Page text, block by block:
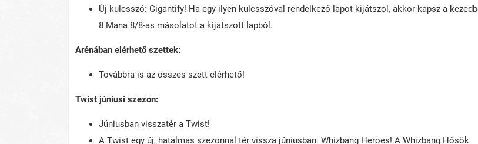
Új kulcsszó: Gigantify! Ha egy ilyen kulcsszóval rendelkező lapot kijátszol, akkor kapsz a
8 Mana 8/8-as másolatot a kijátszott lapból.
Arénában elérhető szettek:
Továbbra is az összes szett elérhető!
Twist júniusi szezon:
Júniusban visszatér a Twist!
A Twist egy új, hatalmas szezonnal tér vissza júniusban: Whizbang Heroes! A Whizbang Hősök